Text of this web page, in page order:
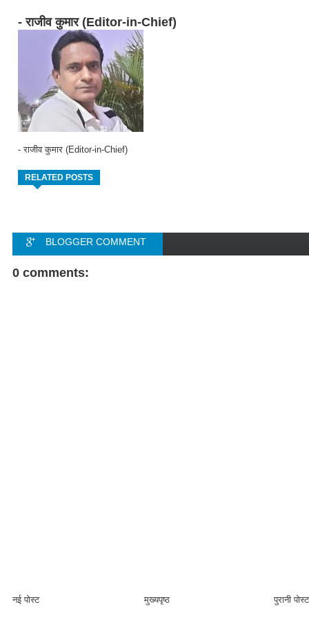
- राजीव कुमार (Editor-in-Chief)
- राजीव कुमार (Editor-in-Chief)
RELATED POSTS
BLOGGER COMMENT
FACEBOOK COMMENT
0 comments:
नई पोस्ट पुरानी पोस्ट
मुख्यपृष्ठ